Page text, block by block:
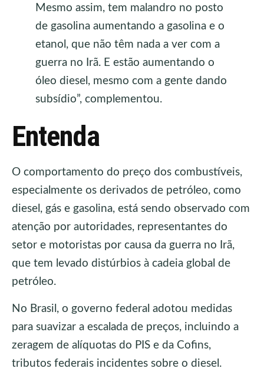
Mesmo assim, tem malandro no posto
de gasolina aumentando a gasolina e o
etanol, que não têm nada a ver com a
guerra no Irã. E estão aumentando o
óleo diesel, mesmo com a gente dando
subsídio”, complementou.
Entenda
O comportamento do preço dos combustíveis,
especialmente os derivados de petróleo, como
diesel, gás e gasolina, está sendo observado com
atenção por autoridades, representantes do
setor e motoristas por causa da guerra no Irã,
que tem levado distúrbios à cadeia global de
petróleo.
No Brasil, o governo federal adotou medidas
para suavizar a escalada de preços, incluindo a
zeragem de alíquotas do PIS e da Cofins,
tributos federais incidentes sobre o diesel.